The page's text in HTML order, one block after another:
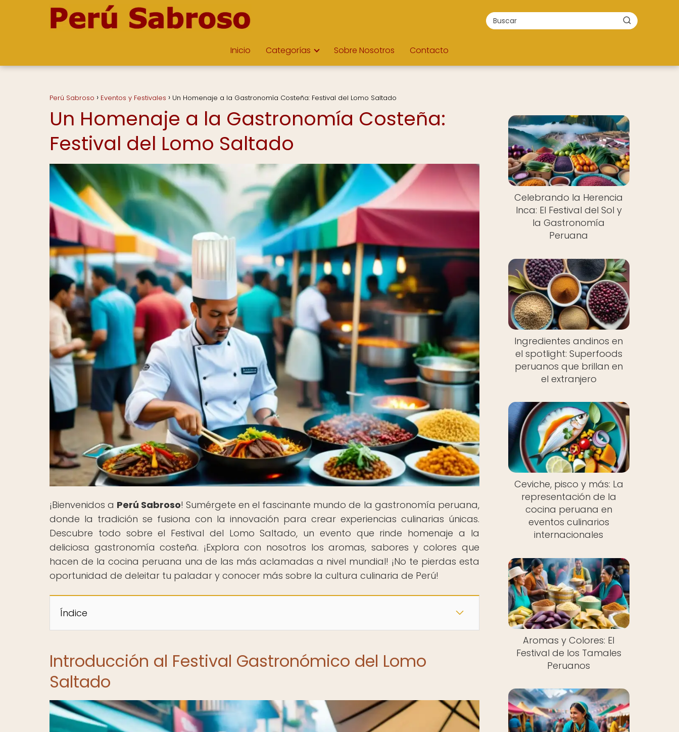
Inicio Categorías Sobre Nosotros Contacto
Perú Sabroso Eventos y Festivales Un Homenaje a la Gastronomía Costeña: Festival del Lomo Saltado
Un Homenaje a la Gastronomía Costeña:
Festival del Lomo Saltado
¡Bienvenidos a Perú Sabroso! Sumérgete en el fascinante mundo de la gastronomía peruana,
donde la tradición se fusiona con la innovación para crear experiencias culinarias únicas.
Descubre todo sobre el Festival del Lomo Saltado, un evento que rinde homenaje a la
deliciosa gastronomía costeña. ¡Explora con nosotros los aromas, sabores y colores que
hacen de la cocina peruana una de las más aclamadas a nivel mundial! ¡No te pierdas esta
oportunidad de deleitar tu paladar y conocer más sobre la cultura culinaria de Perú!
Índice
Introducción al Festival Gastronómico del Lomo
Saltado
Celebrando la Herencia
Inca: El Festival del Sol y
la Gastronomía
Peruana
Ingredientes andinos en
el spotlight: Superfoods
peruanos que brillan en
el extranjero
Ceviche, pisco y más: La
representación de la
cocina peruana en
eventos culinarios
internacionales
Aromas y Colores: El
Festival de los Tamales
Peruanos